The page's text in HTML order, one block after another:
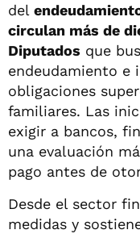
del
circulan más de
Diputados que
endeudamiento e
obligaciones
familiares. Las
exigir a bancos,
una evaluación
pago antes de
Desde el sector
medidas y